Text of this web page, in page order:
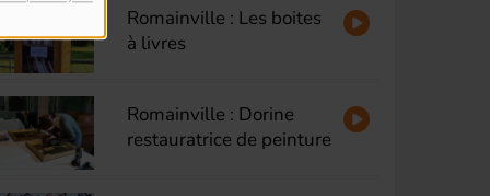
Romainville : Les boites
à livres
Romainville : Dorine
restauratrice de peinture